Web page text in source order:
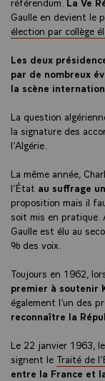
Gaulle en devient le
élection par collège
Les deux
par de nombreux
la scène
La question
la signature des
l’Algérie.
La même année,
l’État au suffrage
proposition mais il
soit mis en pratique.
Gaulle est élu au
% des voix.
Toujours en 1962,
premier à soutenir
également l’un des
reconnaître la
Le 22 janvier 1963,
signent le Traité de
entre la France et